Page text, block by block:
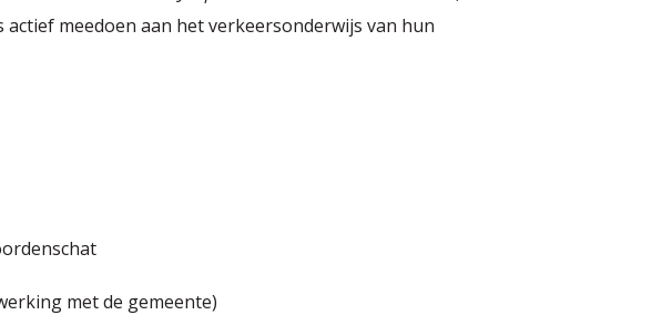
meedoen aan het verkeersonderwijs van hun
met de gemeente)